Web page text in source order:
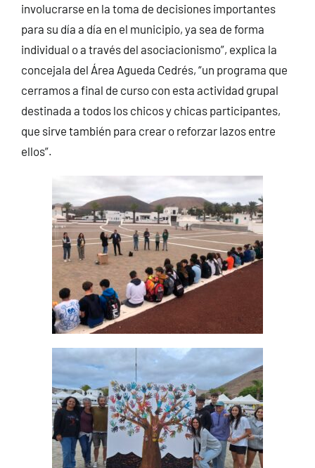
involucrarse en la toma de decisiones importantes
para su día a día en el municipio, ya sea de forma
individual o a través del asociacionismo”, explica la
concejala del Área Agueda Cedrés, “un programa que
cerramos a final de curso con esta actividad grupal
destinada a todos los chicos y chicas participantes,
que sirve también para crear o reforzar lazos entre
ellos”.